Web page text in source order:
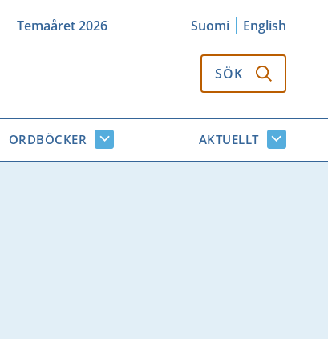
Temaåret 2026 Suomi
English
SÖK
ORDBÖCKER
Ordböcker
undersidor
AKTUELLT
Aktuellt